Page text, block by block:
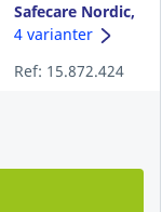
Safecare Nordic,
4,2 g, sort, str. L,
4 varianter
Ref: 15.872.424